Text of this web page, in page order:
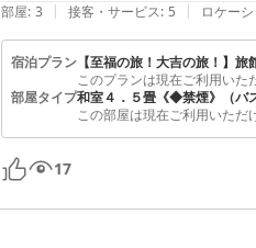
部屋: 3 | 接客・サービス: 5 | ロケー
宿泊プラン 【至福の旅！大吉の旅！】
このプランは現在ご利用いた
部屋タイプ和室４．５畳《◆禁煙》（バ
この部屋は現在ご利用いただ
17